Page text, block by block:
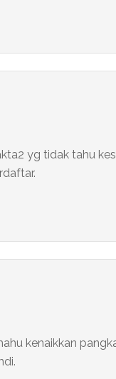
yg tidak tahu
kenaikkan